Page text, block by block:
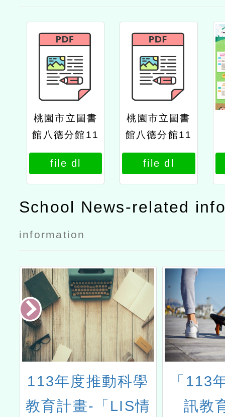
桃園市立圖書
館八德分館11
5年第二季閱
讀推廣活動
「情緒練習
生：sel閱讀
file dl
桃園市立圖書
館八德分館11
5年第二季閱
讀推廣活動
「情緒練習
生：sel閱讀
file dl
School News-related
information
113年度推動科學
教育計畫-「LIS情
「113
訊教